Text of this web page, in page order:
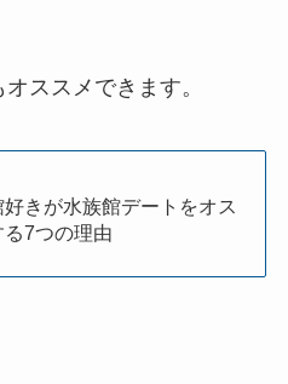
ススメできます。
好きが水族館デートをオス
る7つの理由